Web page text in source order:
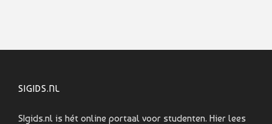
SIGIDS.NL
SIgids.nl is hét online portaal voor studenten. Hier lees